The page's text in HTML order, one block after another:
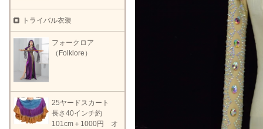
トライバル衣装
フォークロア
（Folklore）
25ヤードスカート
長さ40インチ約
101cm＋1000円 オ